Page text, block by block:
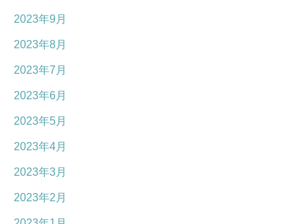
2023年9月
2023年8月
2023年7月
2023年6月
2023年5月
2023年4月
2023年3月
2023年2月